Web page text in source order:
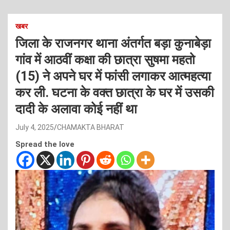
खबर
जिला के राजनगर थाना अंतर्गत बड़ा कुनाबेड़ा
गांव में आठवीं कक्षा की छात्रा सुषमा महतो
(15) ने अपने घर में फांसी लगाकर आत्महत्या
कर ली. घटना के वक्त छात्रा के घर में उसकी
दादी के अलावा कोई नहीं था
July 4, 2025 CHAMAKTA BHARAT
Spread the love